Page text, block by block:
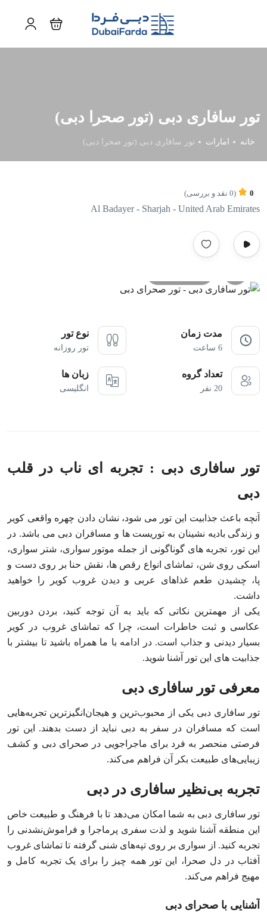
تور سافاری دبی (تور صحرا دبی)
خانه امارات تور سافاری دبی (تور صحرا دبی)
0 (0 نقد و بررسی)
Al Badayer - Sharjah - United Arab Emirates
مدت زمان
6 ساعت
نوع تور
تور روزانه
تعداد گروه
20 نفر
زبان ها
انگلیسی
تور سافاری دبی : تجربه ای ناب در قلب
دبی
آنچه باعث جذابیت این تور می شود، نشان دادن چهره واقعی کویر
و زندگی بادیه نشینان به توریست ها و مسافران دبی می باشد. در
این تور، تجربه های گوناگونی از جمله موتور سواری، شتر سواری،
اسکی روی شن، تماشای انواع رقص ها، نقش حنا بر روی دست و
پا، چشیدن طعم غذاهای عربی و دیدن غروب کویر را خواهید
داشت.
یکی از مهمترین نکاتی که باید به آن توجه کنید، بردن دوربین
عکاسی و ثبت خاطرات است، چرا که تماشای غروب در کویر
بسیار دیدنی و جذاب است. در ادامه با ما همراه باشید تا بیشتر با
جذابیت های این تور آشنا شوید.
معرفی تور سافاری دبی
تور سافاری دبی یکی از محبوب‌ترین و هیجان‌انگیزترین تجربه‌هایی
است که مسافران در سفر به دبی نباید از دست بدهند. این تور
فرصتی منحصر به فرد برای ماجراجویی در صحرای دبی و کشف
زیبایی‌های طبیعت بکر آن فراهم می‌کند.
تجربه بی‌نظیر سافاری در دبی
تور سافاری دبی به شما امکان می‌دهد تا با فرهنگ و طبیعت خاص
این منطقه آشنا شوید و لذت سفری پرماجرا و فراموش‌نشدنی را
تجربه کنید. از سواری بر روی تپه‌های شنی گرفته تا تماشای غروب
آفتاب در دل صحرا، این تور همه چیز را برای یک تجربه کامل و
مهیج فراهم می‌کند.
آشنایی با صحرای دبی